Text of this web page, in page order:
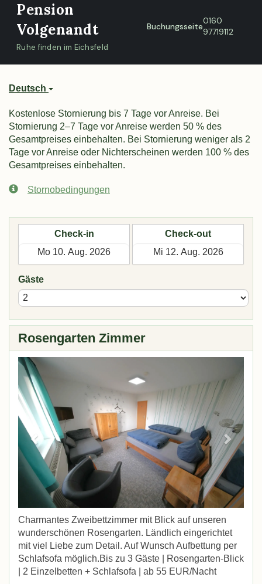
Pension
Volgenandt
Ruhe finden im Eichsfeld
Buchungsseite
0160
97719112
Deutsch
Kostenlose Stornierung bis 7 Tage vor Anreise. Bei
Stornierung 2–7 Tage vor Anreise werden 50 % des
Gesamtpreises einbehalten. Bei Stornierung weniger als 2
Tage vor Anreise oder Nichterscheinen werden 100 % des
Gesamtpreises einbehalten.
Stornobedingungen
Check-in Check-out
Gäste
Rosengarten Zimmer
Previous
Charmantes Zweibettzimmer mit Blick auf unseren
wunderschönen Rosengarten. Ländlich eingerichtet
mit viel Liebe zum Detail. Auf Wunsch Aufbettung per
Schlafsofa möglich.Bis zu 3 Gäste | Rosengarten-Blick
| 2 Einzelbetten + Schlafsofa | ab 55 EUR/Nacht